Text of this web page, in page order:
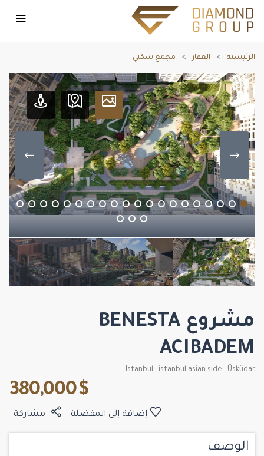
الرئيسية العقار مجمع سكني
مشروع BENESTA
ACIBADEM
Istanbul , istanbul asian side , Üsküdar
$ 380,000
مشاركة إضافة إلى المفضلة
الوصف